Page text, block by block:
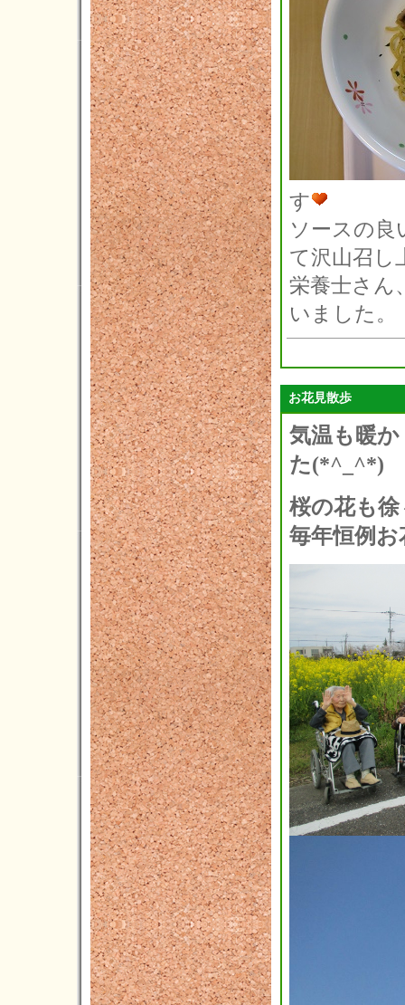
2019年01月(5)
2018年12月(2)
2018年11月(7)
2018年10月(2)
2018年09月(6)
2018年08月(3)
2018年07月(1)
2018年06月(3)
2018年05月(2)
2018年04月(3)
2018年03月(5)
2018年02月(5)
2018年01月(4)
2017年12月(2)
2017年11月(3)
2017年10月(7)
2017年09月(8)
2017年08月(5)
2017年07月(9)
2017年06月(4)
2017年05月(9)
2017年04月(5)
2017年03月(10)
2017年02月(8)
2017年01月(4)
2016年12月(6)
2016年11月(4)
2016年10月(8)
2016年09月(6)
2016年08月(4)
2016年07月(9)
2016年06月(6)
す
ソースの良
て沢山召し
栄養士さん
いました。
お花見散歩
気温も暖
た(*^_^*)
桜の花も
毎年恒例